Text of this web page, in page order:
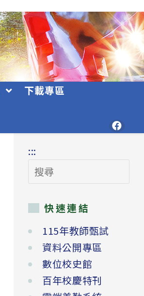
下載專區
:::
搜
尋
快速連結
115年教師甄試
資料公開專區
數位校史館
百年校慶特刊